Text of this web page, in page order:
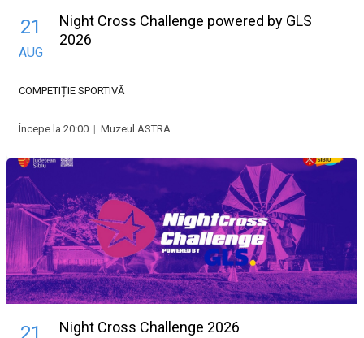
21
AUG
Night Cross Challenge powered by GLS
2026
COMPETIȚIE SPORTIVĂ
Începe la 20:00 | Muzeul ASTRA
21 Night Cross Challenge 2026